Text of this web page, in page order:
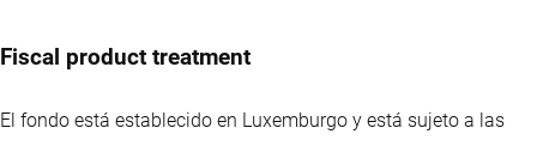
Fiscal product treatment
El fondo está establecido en Luxemburgo y está sujeto a las